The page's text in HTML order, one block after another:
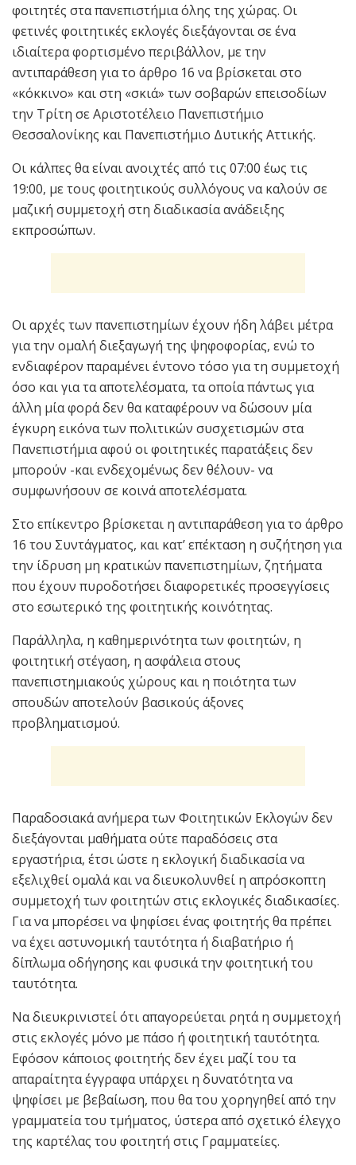
φοιτητές στα πανεπιστήμια όλης της χώρας. Οι
φετινές φοιτητικές εκλογές διεξάγονται σε ένα
ιδιαίτερα φορτισμένο περιβάλλον, με την
αντιπαράθεση για το άρθρο 16 να βρίσκεται στο
«κόκκινο» και στη «σκιά» των σοβαρών επεισοδίων
την Τρίτη σε Αριστοτέλειο Πανεπιστήμιο
Θεσσαλονίκης και Πανεπιστήμιο Δυτικής Αττικής.
Οι κάλπες θα είναι ανοιχτές από τις 07:00 έως τις
19:00, με τους φοιτητικούς συλλόγους να καλούν σε
μαζική συμμετοχή στη διαδικασία ανάδειξης
εκπροσώπων.
Οι αρχές των πανεπιστημίων έχουν ήδη λάβει μέτρα
για την ομαλή διεξαγωγή της ψηφοφορίας, ενώ το
ενδιαφέρον παραμένει έντονο τόσο για τη συμμετοχή
όσο και για τα αποτελέσματα, τα οποία πάντως για
άλλη μία φορά δεν θα καταφέρουν να δώσουν μία
έγκυρη εικόνα των πολιτικών συσχετισμών στα
Πανεπιστήμια αφού οι φοιτητικές παρατάξεις δεν
μπορούν -και ενδεχομένως δεν θέλουν- να
συμφωνήσουν σε κοινά αποτελέσματα.
Στο επίκεντρο βρίσκεται η αντιπαράθεση για το άρθρο
16 του Συντάγματος, και κατ’ επέκταση η συζήτηση για
την ίδρυση μη κρατικών πανεπιστημίων, ζητήματα
που έχουν πυροδοτήσει διαφορετικές προσεγγίσεις
στο εσωτερικό της φοιτητικής κοινότητας.
Παράλληλα, η καθημερινότητα των φοιτητών, η
φοιτητική στέγαση, η ασφάλεια στους
πανεπιστημιακούς χώρους και η ποιότητα των
σπουδών αποτελούν βασικούς άξονες
προβληματισμού.
Παραδοσιακά ανήμερα των Φοιτητικών Εκλογών δεν
διεξάγονται μαθήματα ούτε παραδόσεις στα
εργαστήρια, έτσι ώστε η εκλογική διαδικασία να
εξελιχθεί ομαλά και να διευκολυνθεί η απρόσκοπτη
συμμετοχή των φοιτητών στις εκλογικές διαδικασίες.
Για να μπορέσει να ψηφίσει ένας φοιτητής θα πρέπει
να έχει αστυνομική ταυτότητα ή διαβατήριο ή
δίπλωμα οδήγησης και φυσικά την φοιτητική του
ταυτότητα.
Να διευκρινιστεί ότι απαγορεύεται ρητά η συμμετοχή
στις εκλογές μόνο με πάσο ή φοιτητική ταυτότητα.
Εφόσον κάποιος φοιτητής δεν έχει μαζί του τα
απαραίτητα έγγραφα υπάρχει η δυνατότητα να
ψηφίσει με βεβαίωση, που θα του χορηγηθεί από την
γραμματεία του τμήματος, ύστερα από σχετικό έλεγχο
της καρτέλας του φοιτητή στις Γραμματείες.